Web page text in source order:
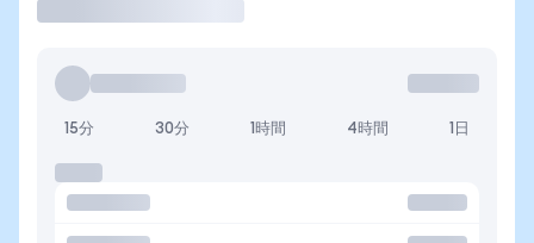
15分 30分 1時間 4時間 1日